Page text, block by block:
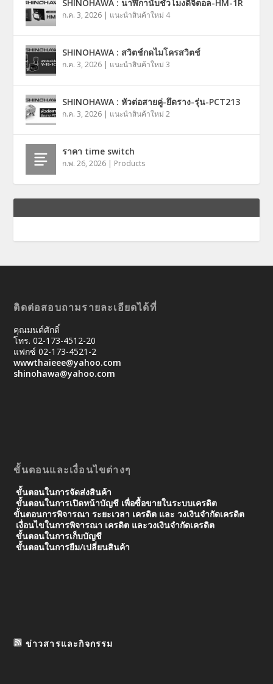
SHINOHAWA : นาฬิกานับชั่วโมงดิจิตอล-HM-1R
ก.ค. 3, 2026 | แนะนำสินค้าใหม่ 4
SHINOHAWA : สวิตช์กดไมโครสวิตช์
ก.ค. 3, 2026 | แนะนำสินค้าใหม่ 3
SHINOHAWA : หัวต่อสายคู่-ยึดราง-รุ่น-PCT213
ก.ค. 3, 2026 | แนะนำสินค้าใหม่ 2
ราคา time switch
ก.พ. 26, 2026 | Products
ติดต่อสอบถามรายละเอียดได้ที่
คุณมนต์ศักดิ์
โทร. 02-173-4512-20
แฟกซ์ 02-173-4521-2
wwwthaieee@yahoo.com
shinohawa@yahoo.com
ขั้นตอนและเงื่อนไขต่างๆ
ขั้นตอนในการจัดส่งสินค้า
ขั้นตอนในการเปิดหน้าบัญชี เพื่อซื้อขายในระบบเครดิต
ขั้นตอนการพิจารณา ระยะเวลา เครดิต และ วงเงินจํากัดเครดิต
เงื่อนไขในการพิจารณา เครดิต และวงเงินจำกัดเครดิต
ขั้นตอนในการเก็บบัญชี
ขั้นตอนในการยืม/เปลี่ยนสินค้า
ข่าวสารและกิจกรรม